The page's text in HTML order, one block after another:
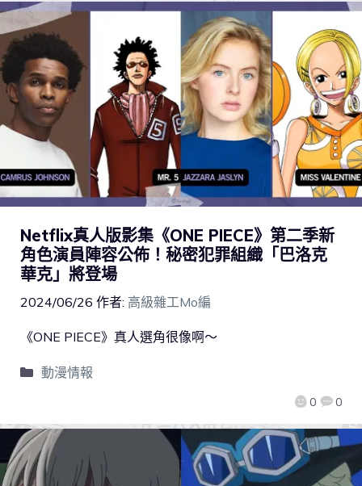
Netflix真人版影集《ONE PIECE》第二季新
角色演員陣容公佈！秘密犯罪組織「巴洛克
華克」將登場
2024/06/26 作者: 高級雜工Mo編
0 0
《ONE PIECE》真人選角很像啊～
動漫情報